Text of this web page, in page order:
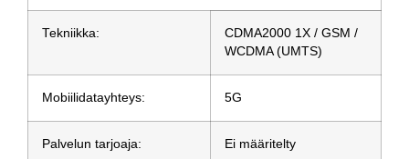
Tekniikka:
CDMA2000 1X / GSM /
WCDMA (UMTS)
Mobiilidatayhteys: 5G
Palvelun tarjoaja: Ei määritelty